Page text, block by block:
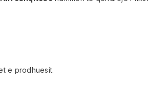
e prodhuesit.